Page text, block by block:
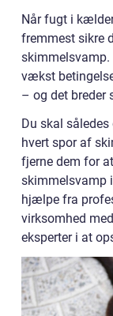
Når fugt i
fremmest sikre
vækst
– og det breder
Du skal
hvert spor af
fjerne dem for
skimmelsvamp
hjælpe fra
virksomhed
eksperter i at